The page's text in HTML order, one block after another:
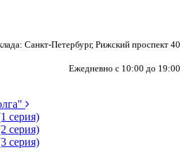
Санкт-Петербург, Рижский проспект 40
Ежедневно с 10:00 до 19:00
серия)
серия)
серия)